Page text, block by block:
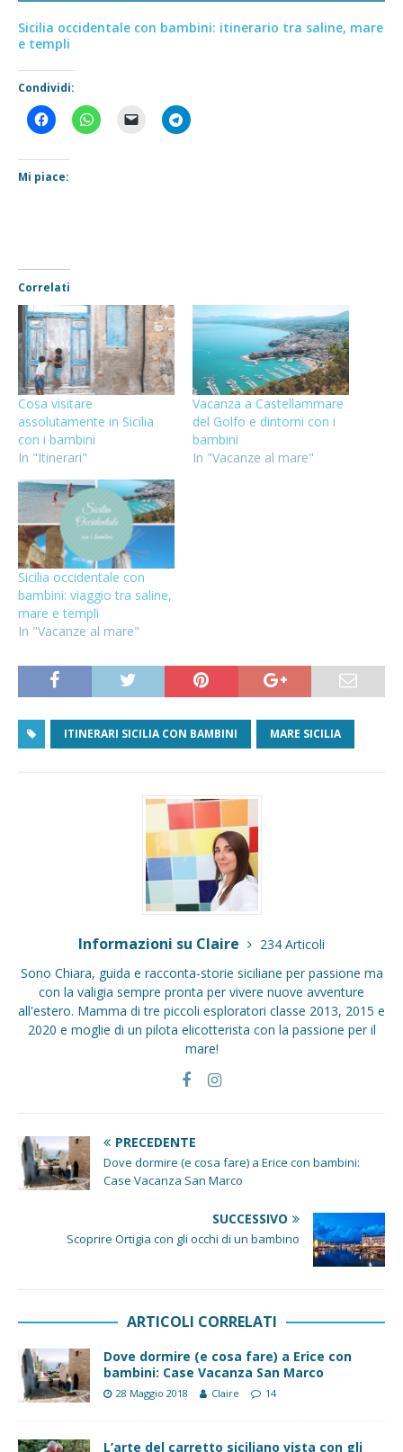
Sicilia occidentale con bambini: itinerario tra saline, mare
e templi
Condividi:
Mi piace:
Correlati
Cosa visitare
assolutamente in Sicilia
con i bambini
In "Itinerari"
Vacanza a Castellammare
del Golfo e dintorni con i
bambini
In "Vacanze al mare"
Sicilia occidentale con
bambini: viaggio tra saline,
mare e templi
In "Vacanze al mare"
ITINERARI SICILIA CON BAMBINI MARE SICILIA
Informazioni su Claire
234 Articoli
Sono Chiara, guida e racconta-storie siciliane per passione ma
con la valigia sempre pronta per vivere nuove avventure
all'estero. Mamma di tre piccoli esploratori classe 2013, 2015 e
2020 e moglie di un pilota elicotterista con la passione per il
mare!
PRECEDENTE
Dove dormire (e cosa fare) a Erice con bambini:
Case Vacanza San Marco
SUCCESSIVO
Scoprire Ortigia con gli occhi di un bambino
ARTICOLI CORRELATI
Dove dormire (e cosa fare) a Erice con
bambini: Case Vacanza San Marco
28 Maggio 2018 Claire 14
L’arte del carretto siciliano vista con gli